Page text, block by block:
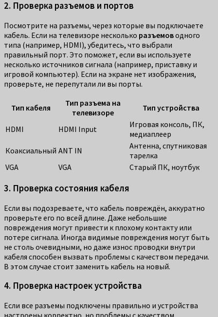
2. Проверка разъемов и портов
Посмотрите на разъемы, через которые вы подключаете
кабель. Если на телевизоре несколько разъемоводного
типа (например, HDMI), убедитесь, что выбрали
правильный порт. Это поможет, если вы используете
несколько источников сигнала (например, приставку и
игровой компьютер). Если на экране нет изображения,
проверьте, не перепутали ли вы порты.
Тип кабеля
Тип разъема на
телевизоре
Тип устройства
HDMI HDMI Input
Игровая консоль, ПК,
медиаплеер
Коаксиальный ANT IN
Антенна, спутниковая
тарелка
VGA
VGA Старый ПК, ноутбук
3. Проверка состояния кабеля
Если вы подозреваете, что кабель повреждён, аккуратно
проверьте его по всей длине. Даже небольшие
повреждения могут привести к плохому контакту или
потере сигнала. Иногда видимые повреждения могут быть
не столь очевидными, но даже износ проводки внутри
кабеля способен вызвать проблемы с качеством передачи.
В этом случае стоит заменить кабель на новый.
4. Проверка настроек устройства
Если все разъемы подключены правильно и устройства
настроены корректно, но проблемы с качеством